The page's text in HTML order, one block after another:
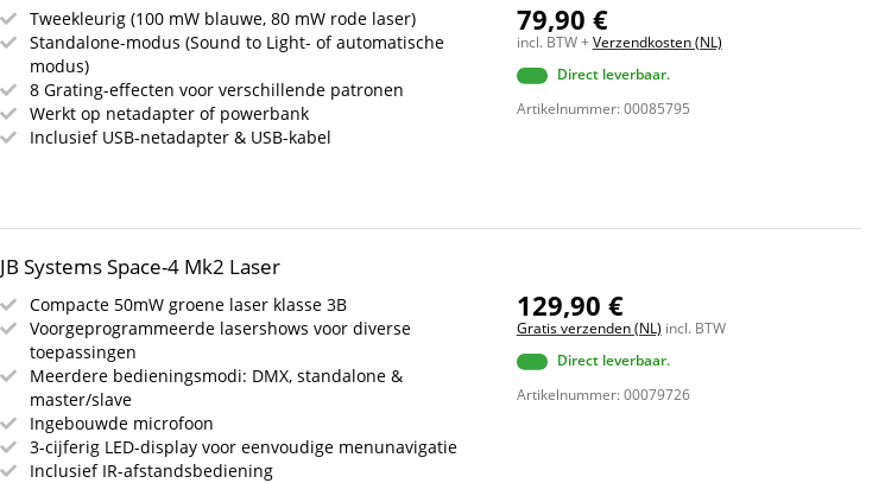
Tweekleurig (100 mW blauwe, 80 mW rode laser)
Standalone-modus (Sound to Light- of automatische
modus)
8 Grating-effecten voor verschillende patronen
Werkt op netadapter of powerbank
Inclusief USB-netadapter & USB-kabel
79,90 €
incl. BTW +Verzendkosten (NL)
Direct leverbaar.
Artikelnummer: 00085795
JB Systems Space-4 Mk2 Laser
Compacte 50mW groene laser klasse 3B
Voorgeprogrammeerde lasershows voor diverse
toepassingen
Meerdere bedieningsmodi: DMX, standalone &
master/slave
Ingebouwde microfoon
3-cijferig LED-display voor eenvoudige menunavigatie
Inclusief IR-afstandsbediening
129,90 €
Gratis verzenden (NL) incl. BTW
Direct leverbaar.
Artikelnummer: 00079726